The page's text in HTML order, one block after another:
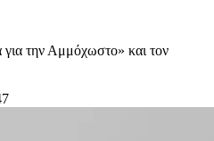
την Αμμόχωστο» και τον